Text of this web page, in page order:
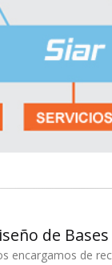
de
encargamos de